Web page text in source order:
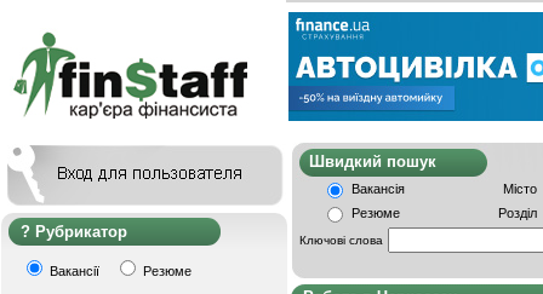
Рубрикатор
Вакансії Резюме
Швидкий
Вакансія
Місто
Резюме
Розділ
Ключові слова